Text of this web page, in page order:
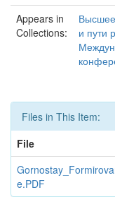
Appears in
Collections:
и пути
Files in This Item:
File
e.PDF